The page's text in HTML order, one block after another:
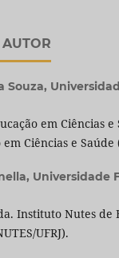
Souza,
em Ciências
Ciências e Saúde
Universidade
Instituto Nutes de
UFRJ).